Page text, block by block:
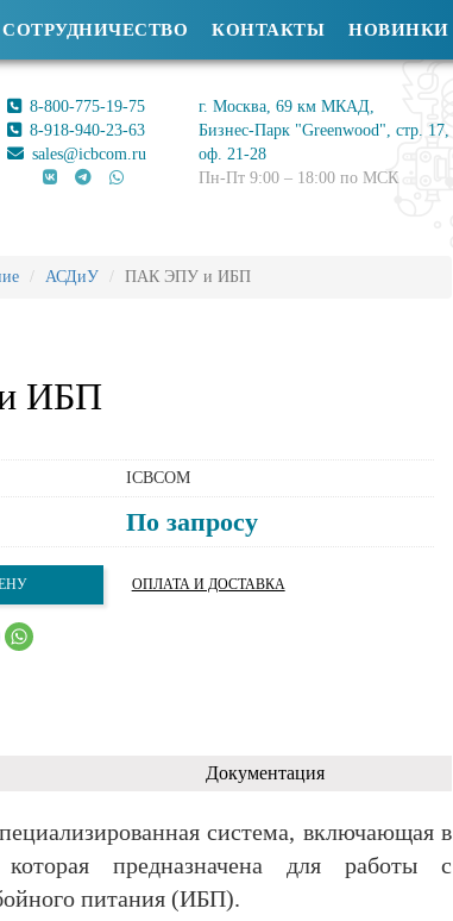
СОТРУДНИЧЕСТВО КОНТАКТЫ НОВИНКИ
8-800-775-19-75
8-918-940-23-63
sales@icbcom.ru
г. Москва, 69 км МКАД,
Бизнес-Парк "Greenwood", стр. 17,
оф. 21-28
Пн-Пт 9:00 – 18:00 по МСК
АСДиУ ПАК ЭПУ и ИБП
ИБП
ICBCOM
По запросу
ОПЛАТА И ДОСТАВКА
Документация
система, включающая в
предназначена для работы с
питания (ИБП).